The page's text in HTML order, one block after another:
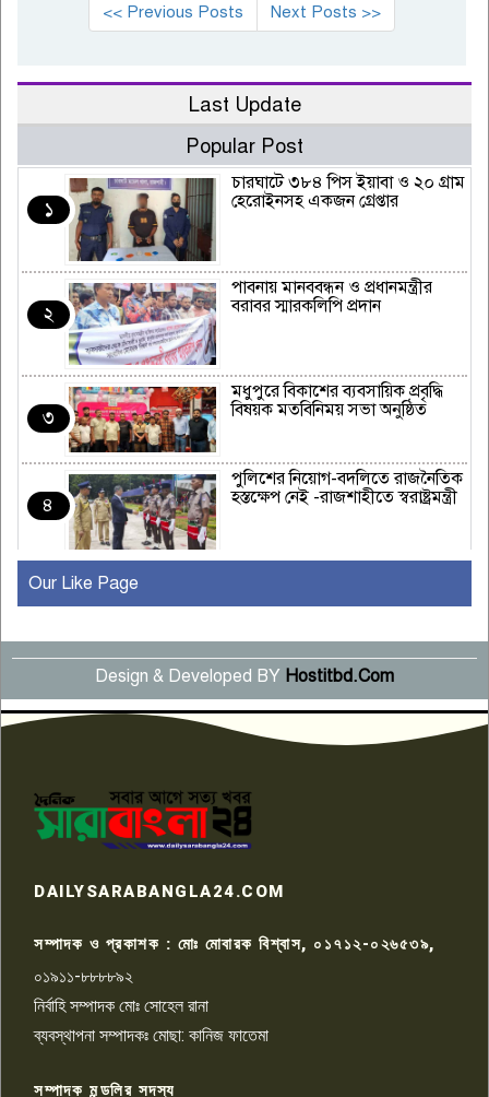
<< Previous Posts Next Posts >>
Last Update
Popular Post
১
চারঘাটে ৩৮৪ পিস ইয়াবা ও ২০ গ্রাম
হেরোইনসহ একজন গ্রেপ্তার
২
পাবনায় মানববন্ধন ও প্রধানমন্ত্রীর
বরাবর স্মারকলিপি প্রদান
৩
মধুপুরে বিকাশের ব্যবসায়িক প্রবৃদ্ধি
বিষয়ক মতবিনিময় সভা অনুষ্ঠিত
৪
পুলিশের নিয়োগ-বদলিতে রাজনৈতিক
হস্তক্ষেপ নেই -রাজশাহীতে স্বরাষ্ট্রমন্ত্রী
৫
বছর পূর্তি উদযাপন
৬
সংবাদ সম্মেলনে অভিযোগ অস্বীকার
উদ্দেশ্য প্রণোদিত সংবাদ প্রকাশের
প্রতিবাদ নাজির হাসানের
৭
কেটে ঘরে ঢুকে স্কুল শিক্ষিকাকে হত্যা
টয়লেটের ট্যাংকি থেকে লাশ উদ্ধার
রাজশাহীতে সন্ত্রাসী হামলায় গুরুতর
৯
চাঁদাবাজি ও হয়রানির অভিযোগ
Our Like Page
Design & Developed BY Hostitbd.Com
DAILYSARABANGLA24.COM
সম্পাদক ও প্রকাশক : মোঃ মোবারক বিশ্বাস, ০১৭১২-০২৬৫৩৯,
০১৯১১-৮৮৮৮৯২
নির্বাহি সম্পাদক মোঃ সোহেল রানা
ব্যবস্থাপনা সম্পাদকঃ মোছা: কানিজ ফাতেমা
সম্পাদক মন্ডলির সদস্য